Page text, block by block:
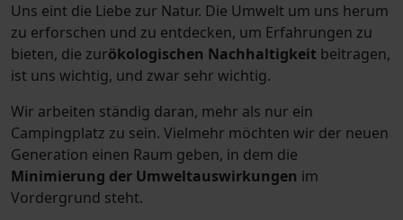
Uns eint die Liebe zur Natur. Die Umwelt um uns herum
zu erforschen und zu entdecken, um Erfahrungen zu
bieten, die zurökologischen Nachhaltigkeit beitragen,
ist uns wichtig, und zwar sehr wichtig.
Wir arbeiten ständig daran, mehr als nur ein
Campingplatz zu sein. Vielmehr möchten wir der neuen
Generation einen Raum geben, in dem die
Minimierung der Umweltauswirkungen im
Vordergrund steht.